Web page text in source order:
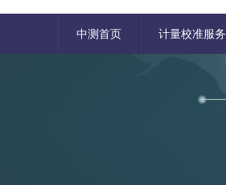
中测首页 计量校准服务